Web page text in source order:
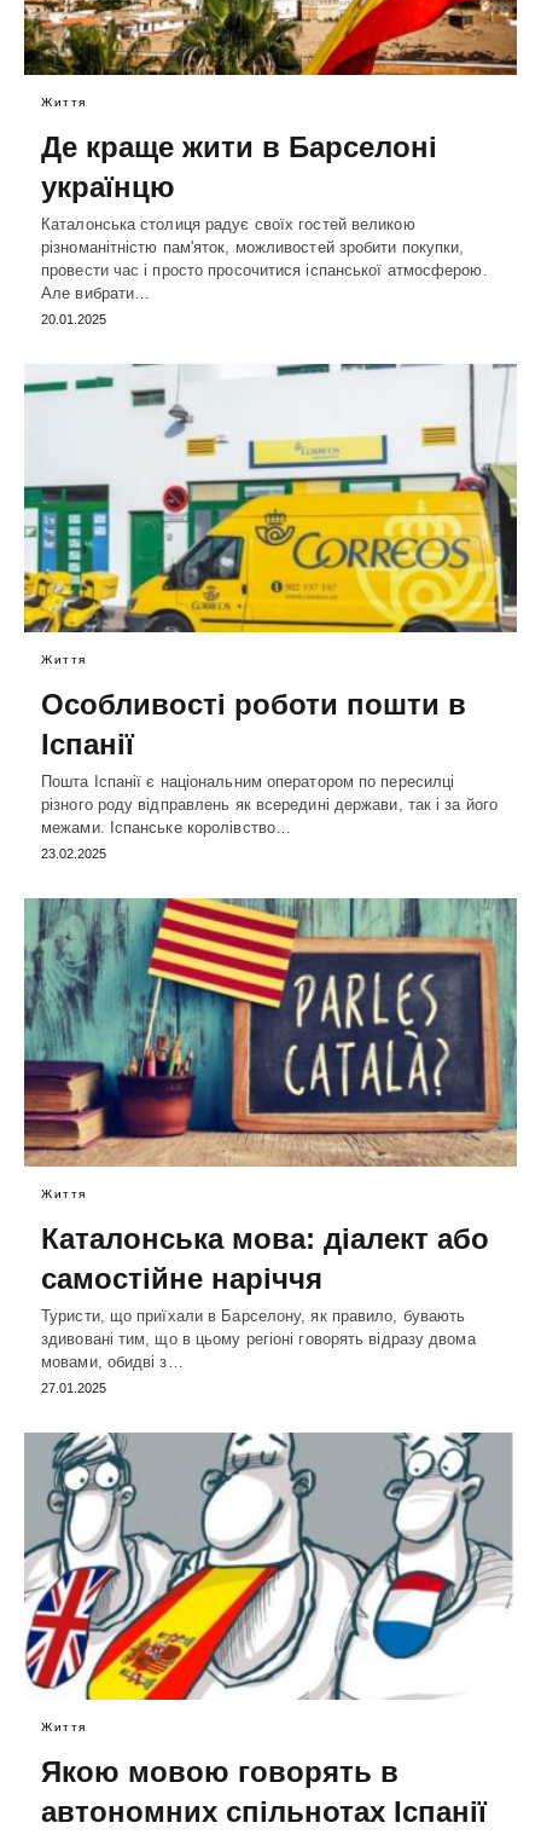
Життя
Де краще жити в Барселоні
українцю
Каталонська столиця радує своїх гостей великою
різноманітністю пам'яток, можливостей зробити покупки,
провести час і просто просочитися іспанської атмосферою.
Але вибрати…
20.01.2025
Життя
Особливості роботи пошти в
Іспанії
Пошта Іспанії є національним оператором по пересилці
різного роду відправлень як всередині держави, так і за його
межами. Іспанське королівство…
23.02.2025
Життя
Каталонська мова: діалект або
самостійне наріччя
Туристи, що приїхали в Барселону, як правило, бувають
здивовані тим, що в цьому регіоні говорять відразу двома
мовами, обидві з…
27.01.2025
Життя
Якою мовою говорять в
автономних спільнотах Іспанії